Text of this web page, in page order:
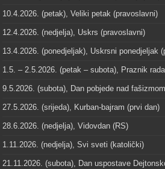
10.4.2026. (petak), Veliki petak (pravoslavni)
12.4.2026. (nedjelja), Uskrs (pravoslavni)
13.4.2026. (ponedjeljak), Uskrsni ponedjeljak
1.5. – 2.5.2026. (petak – subota), Praznik rada
9.5.2026. (subota), Dan pobjede nad
27.5.2026. (srijeda), Kurban-bajram (prvi dan)
28.6.2026. (nedjelja), Vidovdan (RS)
1.11.2026. (nedjelja), Svi sveti (katolički)
21.11.2026. (subota), Dan uspostave